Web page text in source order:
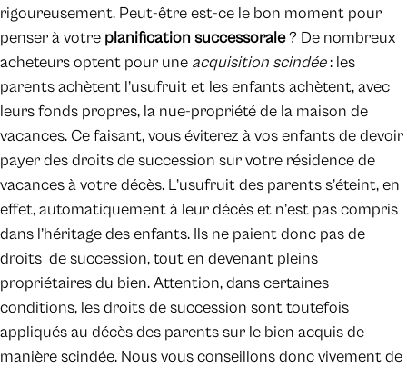
rigoureusement. Peut-être est-ce le bon moment pour
penser à votre planification successorale? De nombreux
acheteurs optent pour une acquisition scindée: les
parents achètent l’usufruit et les enfants achètent, avec
leurs fonds propres, la nue-propriété de la maison de
vacances. Ce faisant, vous éviterez à vos enfants de devoir
payer des droits de succession sur votre résidence de
vacances à votre décès. L’usufruit des parents s’éteint, en
effet, automatiquement à leur décès et n’est pas compris
dans l’héritage des enfants. Ils ne paient donc pas de
droits de succession, tout en devenant pleins
propriétaires du bien. Attention, dans certaines
conditions, les droits de succession sont toutefois
appliqués au décès des parents sur le bien acquis de
manière scindée. Nous vous conseillons donc vivement de